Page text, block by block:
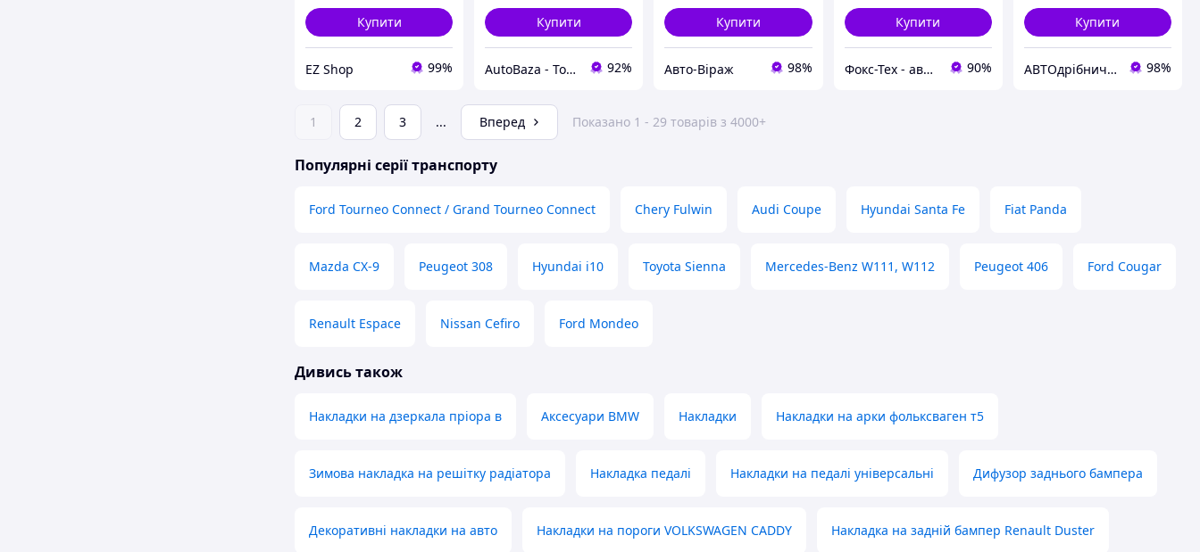
Купити
EZ Shop 99%
Купити
AutoBaza - Товари для автомобілей та життя 92%
Купити
Авто-Віраж 98%
Купити
Фокс-Тех - автотюнінг 90%
Купити
АВТОдрібнички 98%
1 2 3 ... Вперед Показано 1 - 29 товарів з 4000+
Популярні серії транспорту
Ford Tourneo Connect / Grand Tourneo Connect Chery Fulwin Audi Coupe Hyundai Santa Fe Fiat Panda
Mazda CX-9 Peugeot 308 Hyundai i10 Toyota Sienna Mercedes-Benz W111, W112 Peugeot 406 Ford Cougar
Renault Espace Nissan Cefiro Ford Mondeo
Дивись також
Накладки на дзеркала пріора в Аксесуари BMW Накладки Накладки на арки фольксваген т5
Зимова накладка на решітку радіатора Накладка педалі Накладки на педалі універсальні Дифузор заднього бампера
Декоративні накладки на авто Накладки на пороги VOLKSWAGEN CADDY Накладка на задній бампер Renault Duster